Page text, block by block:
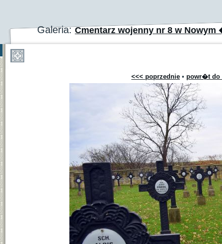
Galeria:Cmentarz wojenny nr 8 w
<<< poprzednie • powr�t do